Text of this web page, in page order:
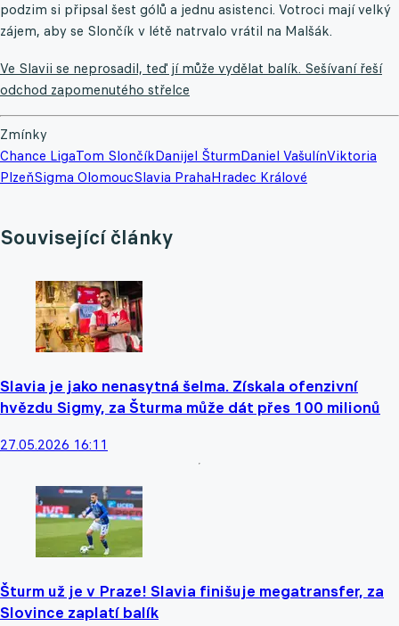
podzim si připsal šest gólů a jednu asistenci. Votroci mají velký
zájem, aby se Slončík v létě natrvalo vrátil na Malšák.
Ve Slavii se neprosadil, teď jí může vydělat balík. Sešívaní řeší
odchod zapomenutého střelce
Zmínky
Chance LigaTom SlončíkDanijel ŠturmDaniel VašulínViktoria
PlzeňSigma OlomoucSlavia PrahaHradec Králové
Související články
Slavia je jako nenasytná šelma. Získala ofenzivní
hvězdu Sigmy, za Šturma může dát přes 100 milionů
27.05.2026 16:11
Šturm už je v Praze! Slavia finišuje megatransfer, za
Slovince zaplatí balík